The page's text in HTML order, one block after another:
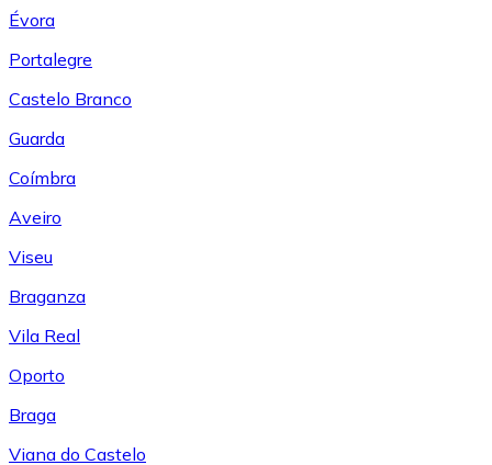
Évora
Portalegre
Castelo Branco
Guarda
Coímbra
Aveiro
Viseu
Braganza
Vila Real
Oporto
Braga
Viana do Castelo